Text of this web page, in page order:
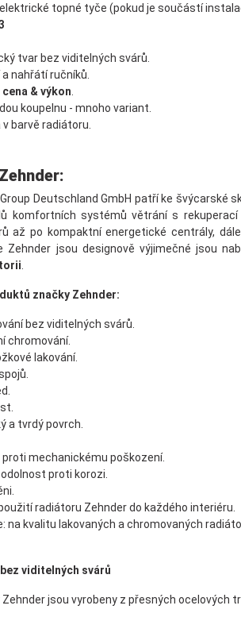
topné tyče (pokud je součástí
tvar bez viditelných svárů.
nahřátí ručníků.
cena & výkon.
koupelnu - mnoho variant.
barvě radiátoru.
Deutschland GmbH patří ke švýcarské
komfortních systémů větrání s
až po kompaktní energetické centrály,
Zehnder jsou designově výjimečné jsou
.
značky Zehnder:
bez viditelných svárů.
chromování.
lakování.
a tvrdý povrch.
mechanickému poškození.
proti korozi.
radiátoru Zehnder do každého interiéru.
na kvalitu lakovaných a chromovaných
viditelných svárů
Zehnder jsou vyrobeny z přesných